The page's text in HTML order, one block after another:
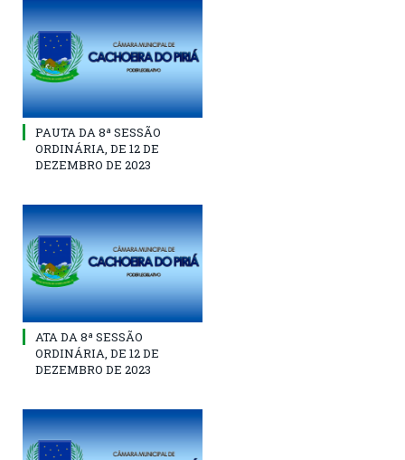
PAUTA DA 8ª SESSÃO
ORDINÁRIA, DE 12 DE
DEZEMBRO DE 2023
ATA DA 8ª SESSÃO
ORDINÁRIA, DE 12 DE
DEZEMBRO DE 2023